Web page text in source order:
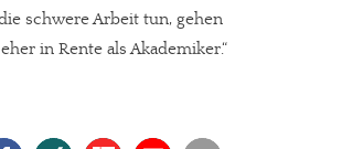
schwere Arbeit tun, gehen
in Rente als Akademiker.“